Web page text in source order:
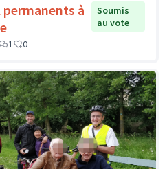
permanents à
Soumis
au vote
1 0